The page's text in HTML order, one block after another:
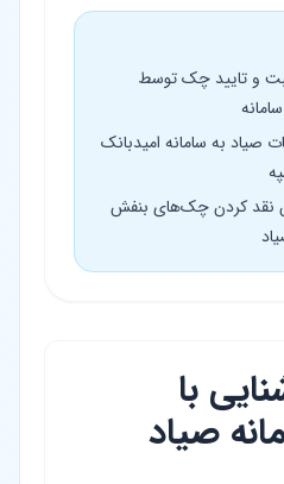
و تایید چک توسط
صیاد به سامانه امیدبانک
نقد کردن چک‌های بنفش
با
صیاد